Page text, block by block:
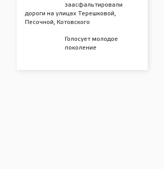
заасфальтировали
дороги на улицах Терешковой,
Песочной, Котовского
Голосует молодое
поколение